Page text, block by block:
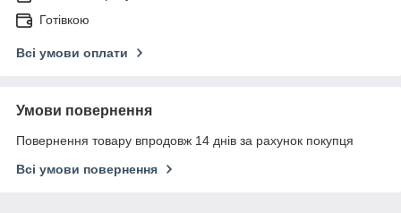
Готівкою
Всі умови оплати
Умови повернення
Повернення товару впродовж 14 днів за рахунок покупця
Всі умови повернення